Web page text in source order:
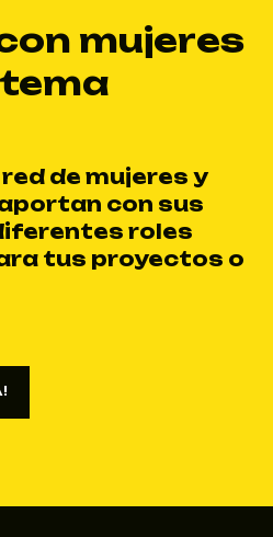
mujeres
de mujeres y
con sus
roles
tus proyectos o